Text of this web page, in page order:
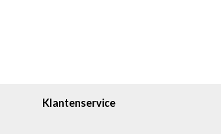
Klantenservice